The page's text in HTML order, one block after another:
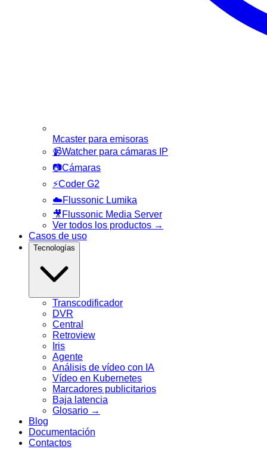
Mcaster para emisoras
📹Watcher para cámaras IP
📷Cámaras
⚡Coder G2
☁️Flussonic Lumika
🎥 Flussonic Media Server
Ver todos los productos →
Casos de uso
Tecnologías
Transcodificador
DVR
Central
Retroview
Iris
Agente
Análisis de vídeo con IA
Vídeo en Kubernetes
Marcadores publicitarios
Baja latencia
Glosario →
Blog
Documentación
Contactos